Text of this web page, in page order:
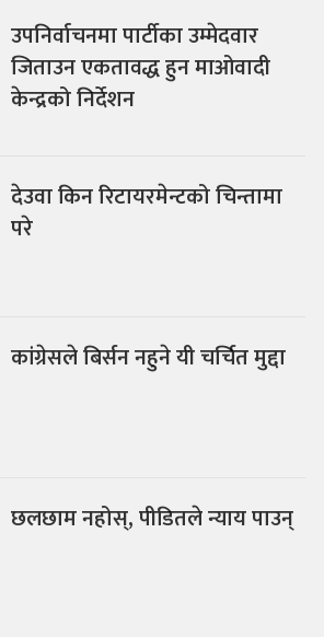
उपनिर्वाचनमा पार्टीका उम्मेदवार
जिताउन एकतावद्ध हुन माओवादी
केन्द्रको निर्देशन
देउवा किन रिटायरमेन्टको चिन्तामा
परे
कांग्रेसले बिर्सन नहुने यी चर्चित मुद्दा
छलछाम नहोस्, पीडितले न्याय पाउन्